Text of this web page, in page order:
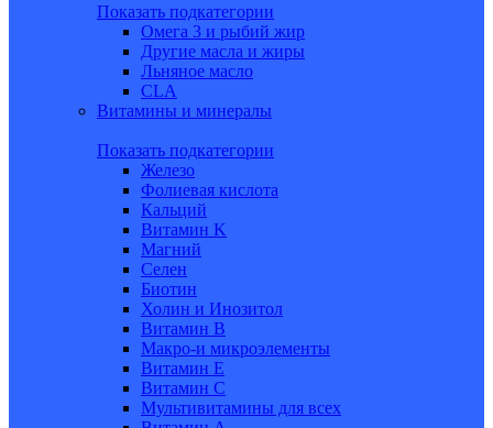
Показать подкатегории
Омега 3 и рыбий жир
Другие масла и жиры
Льняное масло
CLA
Витамины и минералы
Показать подкатегории
Железо
Фолиевая кислота
Кальций
Витамин K
Магний
Селен
Биотин
Холин и Инозитол
Витамин B
Макро-и микроэлементы
Витамин Е
Витамин С
Мультивитамины для всех